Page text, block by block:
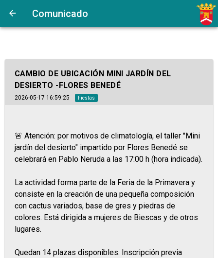
Comunicado
CAMBIO DE UBICACIÓN MINI JARDÍN DEL
DESIERTO -FLORES BENEDÉ
2026-05-17 16:59:25 Fiestas
🚨 Atención: por motivos de climatología, el taller "Mini
jardín del desierto" impartido por Flores Benedé se
celebrará en Pablo Neruda a las 17:00 h (hora indicada).
La actividad forma parte de la Feria de la Primavera y
consiste en la creación de una pequeña composición
con cactus variados, base de gres y piedras de
colores. Está dirigida a mujeres de Biescas y de otros
lugares.
Quedan 14 plazas disponibles. Inscripción previa